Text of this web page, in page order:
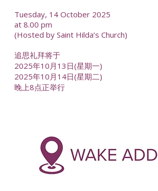
Tuesday, 14 October 2025
at 8.00 pm
(Hosted by Saint Hilda’s Church)
追思礼拜将于
2025年10月13日(星期一)
2025年10月14日(星期二)
晚上8点正举行